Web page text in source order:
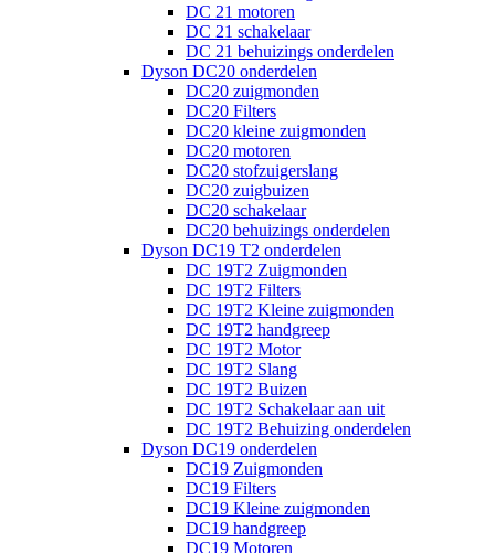
DC 21 motoren
DC 21 schakelaar
DC 21 behuizings onderdelen
Dyson DC20 onderdelen
DC20 zuigmonden
DC20 Filters
DC20 kleine zuigmonden
DC20 motoren
DC20 stofzuigerslang
DC20 zuigbuizen
DC20 schakelaar
DC20 behuizings onderdelen
Dyson DC19 T2 onderdelen
DC 19T2 Zuigmonden
DC 19T2 Filters
DC 19T2 Kleine zuigmonden
DC 19T2 handgreep
DC 19T2 Motor
DC 19T2 Slang
DC 19T2 Buizen
DC 19T2 Schakelaar aan uit
DC 19T2 Behuizing onderdelen
Dyson DC19 onderdelen
DC19 Zuigmonden
DC19 Filters
DC19 Kleine zuigmonden
DC19 handgreep
DC19 Motoren